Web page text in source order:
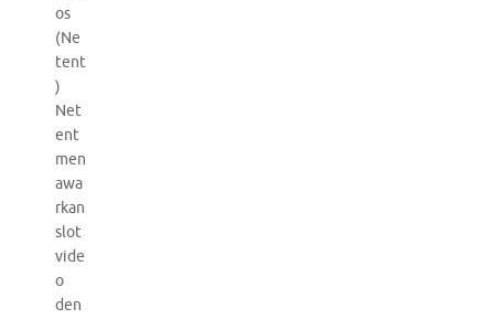
os
(Ne
tent
)
Net
ent
men
awa
rkan
slot
vide
o
den